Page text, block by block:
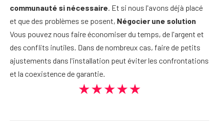
communauté si nécessaire. Et si nous l'avons déjà placé
et que des problèmes se posent, Négocier une solution
Vous pouvez nous faire économiser du temps, de l'argent et
des conflits inutiles. Dans de nombreux cas, faire de petits
ajustements dans l'installation peut éviter les confrontations
et la coexistence de garantie.
★★★★★